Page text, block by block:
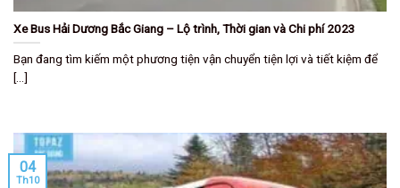
Xe Bus Hải Dương Bắc Giang – Lộ trình, Thời gian và Chi phí 2023
Bạn đang tìm kiếm một phương tiện vận chuyển tiện lợi và tiết kiệm để
[...]
04
Th10